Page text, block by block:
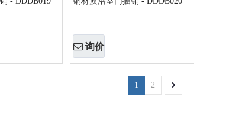
询价
1 2